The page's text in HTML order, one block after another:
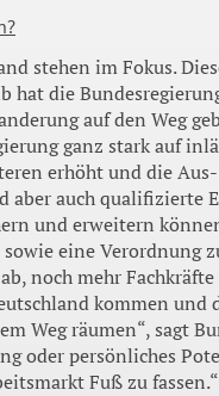
stehen im Fokus.
hat die
auf den Weg
ganz stark auf
erhöht und die
aber auch qualifizierte
und erweitern
eine Verordnung
noch mehr
kommen und
Weg räumen“, sagt
oder persönliches
Fuß zu fassen.“